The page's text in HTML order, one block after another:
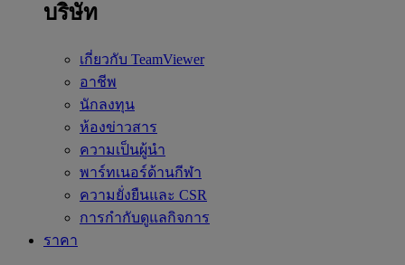
บริษัท
เกี่ยวกับ TeamViewer
อาชีพ
นักลงทุน
ห้องข่าวสาร
ความเป็นผู้นำ
พาร์ทเนอร์ด้านกีฬา
ความยั่งยืนและ CSR
การกำกับดูแลกิจการ
ราคา